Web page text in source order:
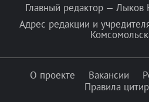
Главный редактор — Лыков
Адрес редакции и
О проекте Вакансии
Правила